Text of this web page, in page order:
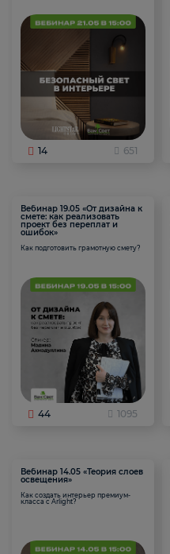
14 651
Вебинар 19.05 «От дизайна к
смете: как реализовать
проект без переплат и
ошибок»
Как подготовить грамотную смету?
44 1095
Вебинар 14.05 «Теория слоев
освещения»
Как создать интерьер премиум-
класса с Arlight?